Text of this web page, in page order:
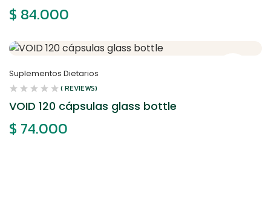
$ 84.000
Suplementos Dietarios
( REVIEWS)
VOID 120 cápsulas glass bottle
$ 74.000